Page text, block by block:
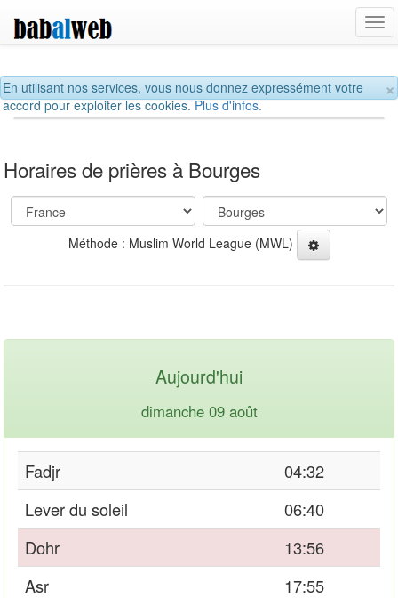
×
En utilisant nos services, vous nous donnez expressément votre
accord pour exploiter les cookies.Plus d'infos.
Horaires de prières à Bourges
Méthode : Muslim World League (MWL)
Aujourd'hui
dimanche 09 août
Fadjr
04:32
Lever du soleil
06:40
Dohr
13:56
Asr
17:55